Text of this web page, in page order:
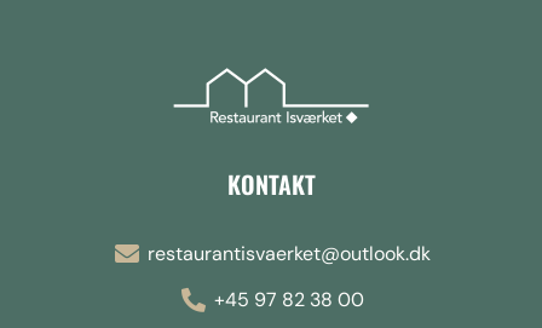
KONTAKT
restaurantisvaerket@outlook.dk
+45 97 82 38 00